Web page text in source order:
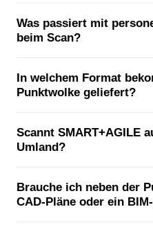
Was passiert mit
beim Scan?
In welchem Format
Punktwolke geliefert?
Scannt SMART+AGILE
Umland?
Brauche ich neben der
CAD-Pläne oder ein